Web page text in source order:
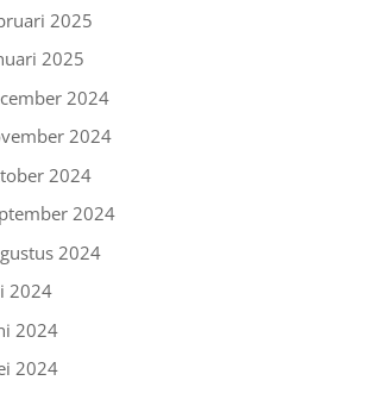
2025
2025
2024
2024
2024
2024
2024
2024
2024
2024